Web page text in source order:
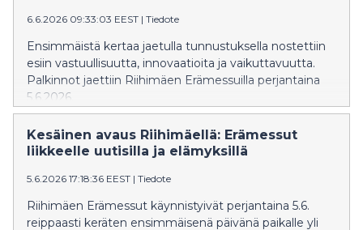
6.6.2026 09:33:03 EEST | Tiedote
Ensimmäistä kertaa jaetulla tunnustuksella nostettiin
esiin vastuullisuutta, innovaatioita ja vaikuttavuutta.
Palkinnot jaettiin Riihimäen Erämessuilla perjantaina
5.6.2026.
Kesäinen avaus Riihimäellä: Erämessut
liikkeelle uutisilla ja elämyksillä
5.6.2026 17:18:36 EEST | Tiedote
Riihimäen Erämessut käynnistyivät perjantaina 5.6.
reippaasti keräten ensimmäisenä päivänä paikalle yli